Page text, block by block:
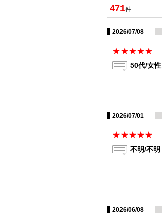
471件
2026/07/08
★★★★★
50代/女性
2026/07/01
★★★★★
不明/不明
2026/06/08